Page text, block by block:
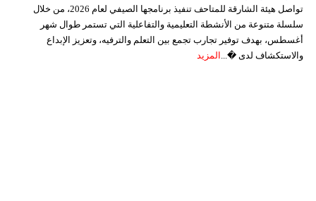
تواصل هيئة الشارقة للمتاحف تنفيذ برنامجها الصيفي لعام 2026، من خلال
سلسلة متنوعة من الأنشطة التعليمية والتفاعلية التي تستمر طوال شهر
أغسطس، بهدف توفير تجارب تجمع بين التعلم والترفيه، وتعزيز الإبداع
والاستكشاف لدى �... المزيد